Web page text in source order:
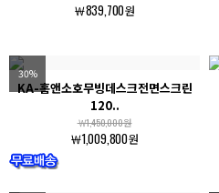
￦839,700원
30%
KA-홈앤소호무빙데스크전면스크린
120..
￦1,450,000원
￦1,009,800원